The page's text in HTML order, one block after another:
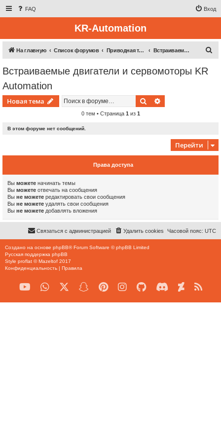
FAQ Вход
KR-Automation
На главную Список форумов Приводная техника Встраиваемые двигатели и сервомоторы KR Automation
Встраиваемые двигатели и сервомоторы KR
Automation
Новая тема Поиск
0 тем • Страница 1 из 1
В этом форуме нет сообщений.
Перейти
Права доступа
Вы можете начинать темы
Вы можете отвечать на сообщения
Вы не можете редактировать свои сообщения
Вы не можете удалять свои сообщения
Вы не можете добавлять вложения
Часовой пояс: UTC
Удалить cookies
Связаться с администрацией
Создано на основе phpBB® Forum Software © phpBB Limited
Русская поддержка phpBB
Style proflat ©Mazeltof 2017
Конфиденциальность | Правила